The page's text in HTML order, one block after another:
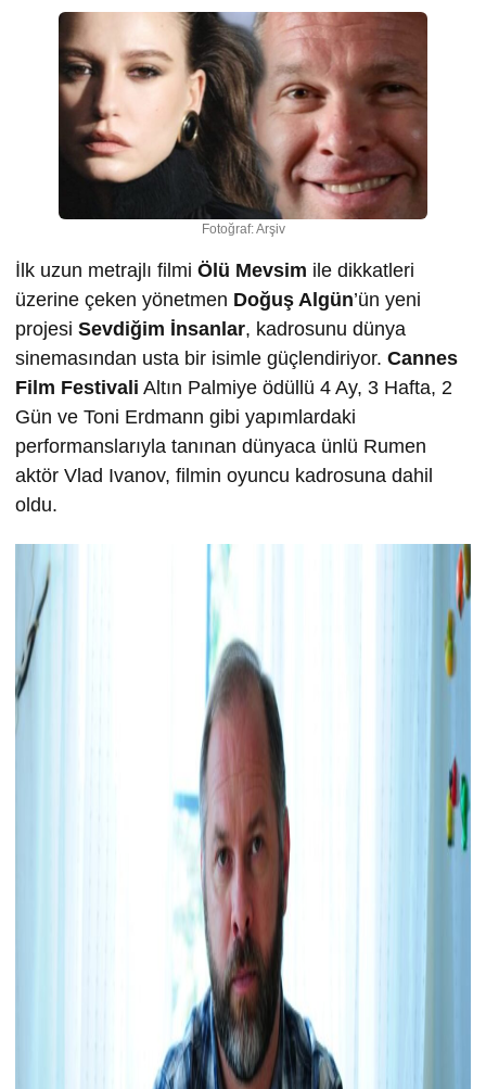
Fotoğraf: Arşiv
İlk uzun metrajlı filmi Ölü Mevsim ile dikkatleri
üzerine çeken yönetmen Doğuş Algün’ün yeni
projesi Sevdiğim İnsanlar, kadrosunu dünya
sinemasından usta bir isimle güçlendiriyor. Cannes
Film Festivali Altın Palmiye ödüllü 4 Ay, 3 Hafta, 2
Gün ve Toni Erdmann gibi yapımlardaki
performanslarıyla tanınan dünyaca ünlü Rumen
aktör Vlad Ivanov, filmin oyuncu kadrosuna dahil
oldu.